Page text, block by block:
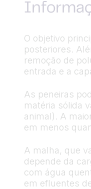
O objetivo
posteriores.
remoção de
entrada e a
As peneiras
matéria sólida
animal). A
em menos
A malha, que
depende da
com água
em efluentes